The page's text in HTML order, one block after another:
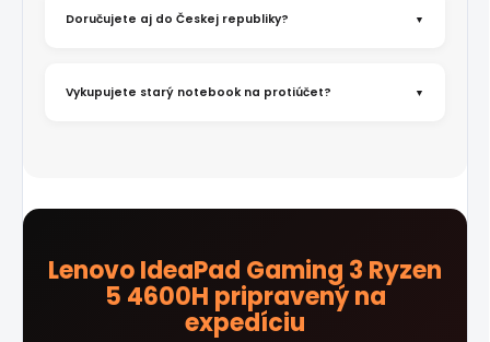
Doručujete aj do Českej republiky?
Vykupujete starý notebook na protiúčet?
Lenovo IdeaPad Gaming 3 Ryzen
5 4600H pripravený na
expedíciu